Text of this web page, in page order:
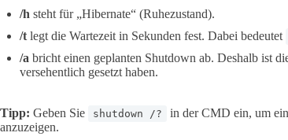
/h steht für „Hibernate“ (Ruhezustand).
/t legt die Wartezeit in Sekunden fest. Dabei bedeutet
/a bricht einen geplanten Shutdown ab. Deshalb ist
versehentlich gesetzt haben.
Tipp: Geben Sie shutdown /?
in der CMD ein, um
anzuzeigen.